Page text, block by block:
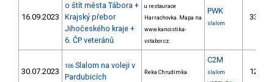
16.09.2023
o štít města Tábora +
Krajský přebor
Jihočeského kraje +
6. ČP veteránů
u restaurace
Harrachovka. Mapa na
www.kanoistika-
vstabor.cz.
PWK
slalom
33.
30.07.2023
106 Slalom na voleji v
Pardubicích
Řeka Chrudimka
C2M
slalom
12.